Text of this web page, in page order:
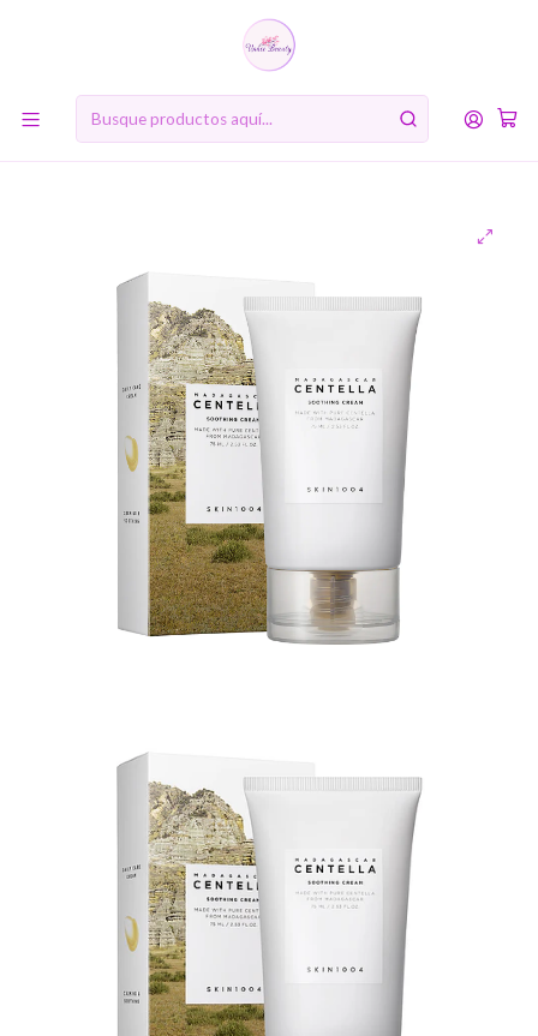
10% de descuento en tu primera compra online. Código: BIENVENIDA10
PREVENTA SKIN1004
Madagascar Centella Soothing Cream (SKIN1004) - 75ml
Crema hidratante 72% centella asiática